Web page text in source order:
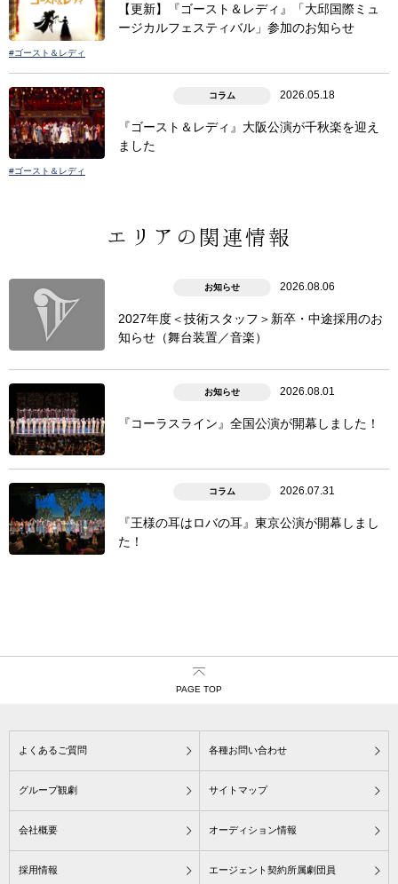
【更新】『ゴースト＆レディ』「大邱国際ミュ
ージカルフェスティバル」参加のお知らせ
#ゴースト＆レディ
コラム 2026.05.18
『ゴースト＆レディ』大阪公演が千秋楽を迎え
ました
#ゴースト＆レディ
エリアの関連情報
お知らせ 2026.08.06
2027年度＜技術スタッフ＞新卒・中途採用のお
知らせ（舞台装置／音楽）
お知らせ 2026.08.01
『コーラスライン』全国公演が開幕しました！
コラム 2026.07.31
『王様の耳はロバの耳』東京公演が開幕しまし
た！
PAGE TOP
よくあるご質問 各種お問い合わせ
グループ観劇 サイトマップ
会社概要 オーディション情報
採用情報 エージェント契約所属劇団員